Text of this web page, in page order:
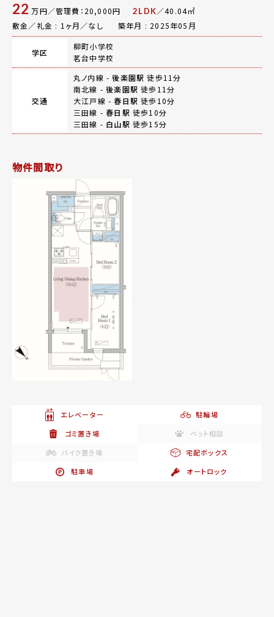
22 万円／管理費：20,000円 2LDK／40.04㎡
敷金／礼金 : 1ヶ月／なし
築年月 : 2025年05月
学区
柳町小学校
茗台中学校
交通
丸ノ内線 -後楽園駅 徒歩11分
南北線 -後楽園駅 徒歩11分
大江戸線 - 春日駅 徒歩10分
三田線 - 春日駅 徒歩10分
三田線 - 白山駅 徒歩15分
物件間取り
エレベーター
駐輪場
ゴミ置き場
ペット相談
バイク置き場
宅配ボックス
駐車場
オートロック